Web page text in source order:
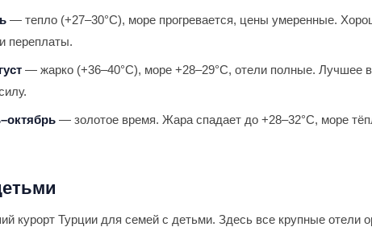
— тепло (+27–30°С), море прогревается, цены умеренные.
переплаты.
— жарко (+36–40°С), море +28–29°С, отели полные. Лучшее
— золотое время. Жара спадает до +28–32°С, море
курорт Турции для семей с детьми. Здесь все крупные отели